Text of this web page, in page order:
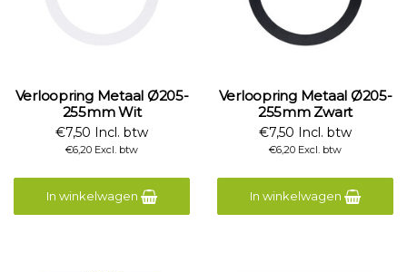
Verloopring Metaal Ø205-
255mm Wit
€7,50 Incl. btw
€6,20 Excl. btw
In winkelwagen
Verloopring Metaal Ø205-
255mm Zwart
€7,50 Incl. btw
€6,20 Excl. btw
In winkelwagen